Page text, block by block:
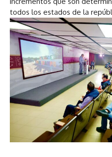
todos los estados de la